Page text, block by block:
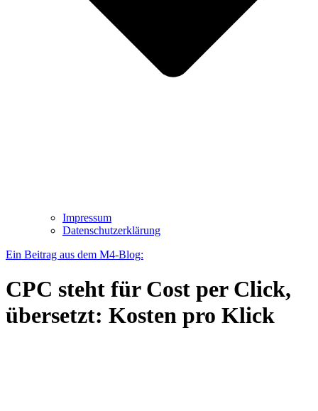
Impressum
Datenschutz­erklärung
Ein Beitrag aus dem M4-Blog:
CPC steht für Cost per Click,
übersetzt: Kosten pro Klick